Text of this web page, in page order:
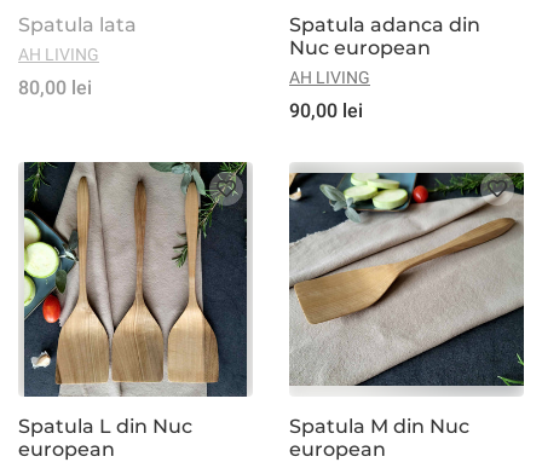
Spatula lata
AH LIVING
80,00 lei
Spatula adanca din
Nuc european
AH LIVING
90,00 lei
Spatula L din Nuc
european
Spatula M din Nuc
european